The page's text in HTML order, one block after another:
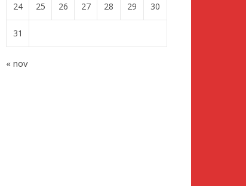
24 25 26 27 28 29 30
31
« nov